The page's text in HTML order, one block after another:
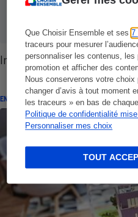
Que Choisir Ensemble et ses7
traceurs pour mesurer
personnaliser les contenus, les
promotion et afficher des
Nous conserverons votre
changer d’avis à tout moment
les traceurs » en bas de
Politique de confidentialité
Personnaliser mes choix
TOUT
Immobilier - Vendez au
ENQUÊTE